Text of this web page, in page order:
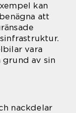
kan
att
vara
grund av sin
nackdelar